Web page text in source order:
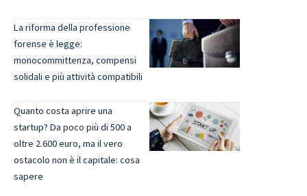
La riforma della professione
forense è legge:
monocommittenza, compensi
solidali e più attività compatibili
Quanto costa aprire una
startup? Da poco più di 500 a
oltre 2.600 euro, ma il vero
ostacolo non è il capitale: cosa
sapere